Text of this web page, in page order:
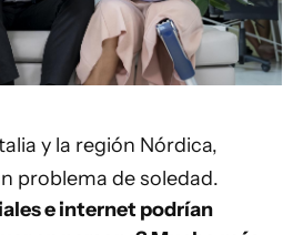
y la región Nórdica,
problema de soledad.
e internet podrían